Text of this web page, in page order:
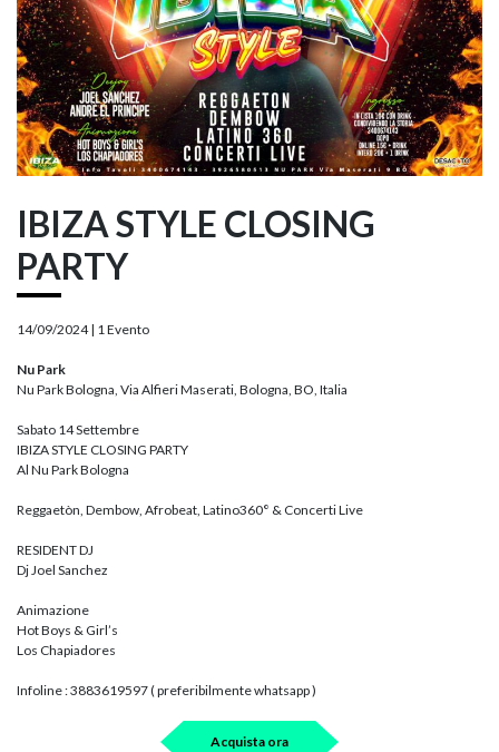
IBIZA STYLE CLOSING
PARTY
14/09/2024 | 1 Evento
Nu Park
Nu Park Bologna, Via Alfieri Maserati, Bologna, BO, Italia
Sabato 14 Settembre
IBIZA STYLE CLOSING PARTY
Al Nu Park Bologna
Reggaetòn, Dembow, Afrobeat, Latino360° & Concerti Live
RESIDENT DJ
Dj Joel Sanchez
Animazione
Hot Boys & Girl’s
Los Chapiadores
Infoline : 3883619597 ( preferibilmente whatsapp )
Acquista ora